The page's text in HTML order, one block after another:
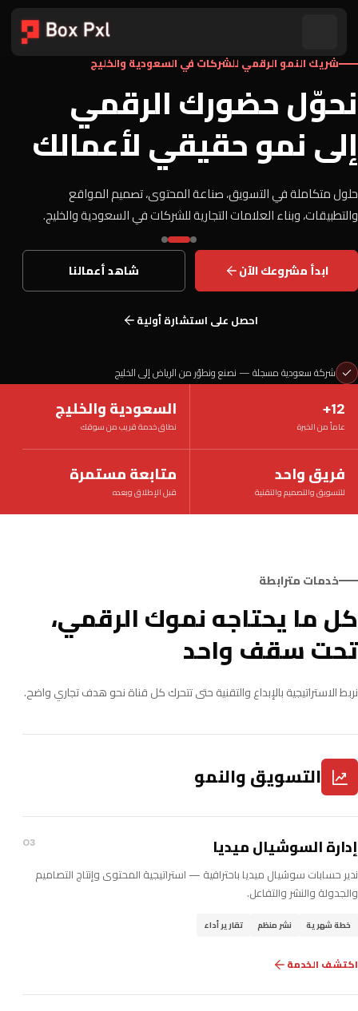
شريك النمو الرقمي للشركات في السعودية والخليج
نحوّل حضورك الرقمي
إلى نمو حقيقي لأعمالك
حلول متكاملة في التسويق، صناعة المحتوى، تصميم المواقع
والتطبيقات، وبناء العلامات التجارية للشركات في السعودية والخليج.
ابدأ مشروعك الآن شاهد أعمالنا
احصل على استشارة أولية
شركة سعودية مسجلة — نصنع ونطوّر من الرياض إلى الخليج
12+
عاماً من الخبرة
السعودية والخليج
نطاق خدمة قريب من سوقك
فريق واحد
للتسويق والتصميم والتقنية
متابعة مستمرة
قبل الإطلاق وبعده
خدمات مترابطة
كل ما يحتاجه نموك الرقمي،
تحت سقف واحد
نربط الاستراتيجية بالإبداع والتقنية حتى تتحرك كل قناة نحو هدف تجاري واضح.
التسويق والنمو
إدارة السوشيال ميديا 03
ندير حسابات سوشيال ميديا باحترافية — استراتيجية المحتوى وإنتاج التصاميم
والجدولة والنشر والتفاعل.
خطة شهرية نشر منظم تقارير أداء
اكتشف الخدمة